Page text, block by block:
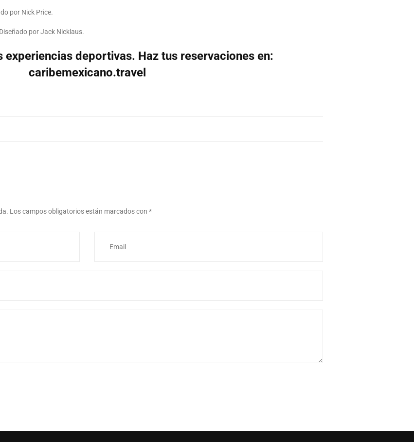
por Nick Price.
por Jack Nicklaus.
experiencias deportivas. Haz tus reservaciones en:
caribemexicano.travel
Los campos obligatorios están marcados con *